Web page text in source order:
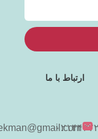
ارتباط با ما